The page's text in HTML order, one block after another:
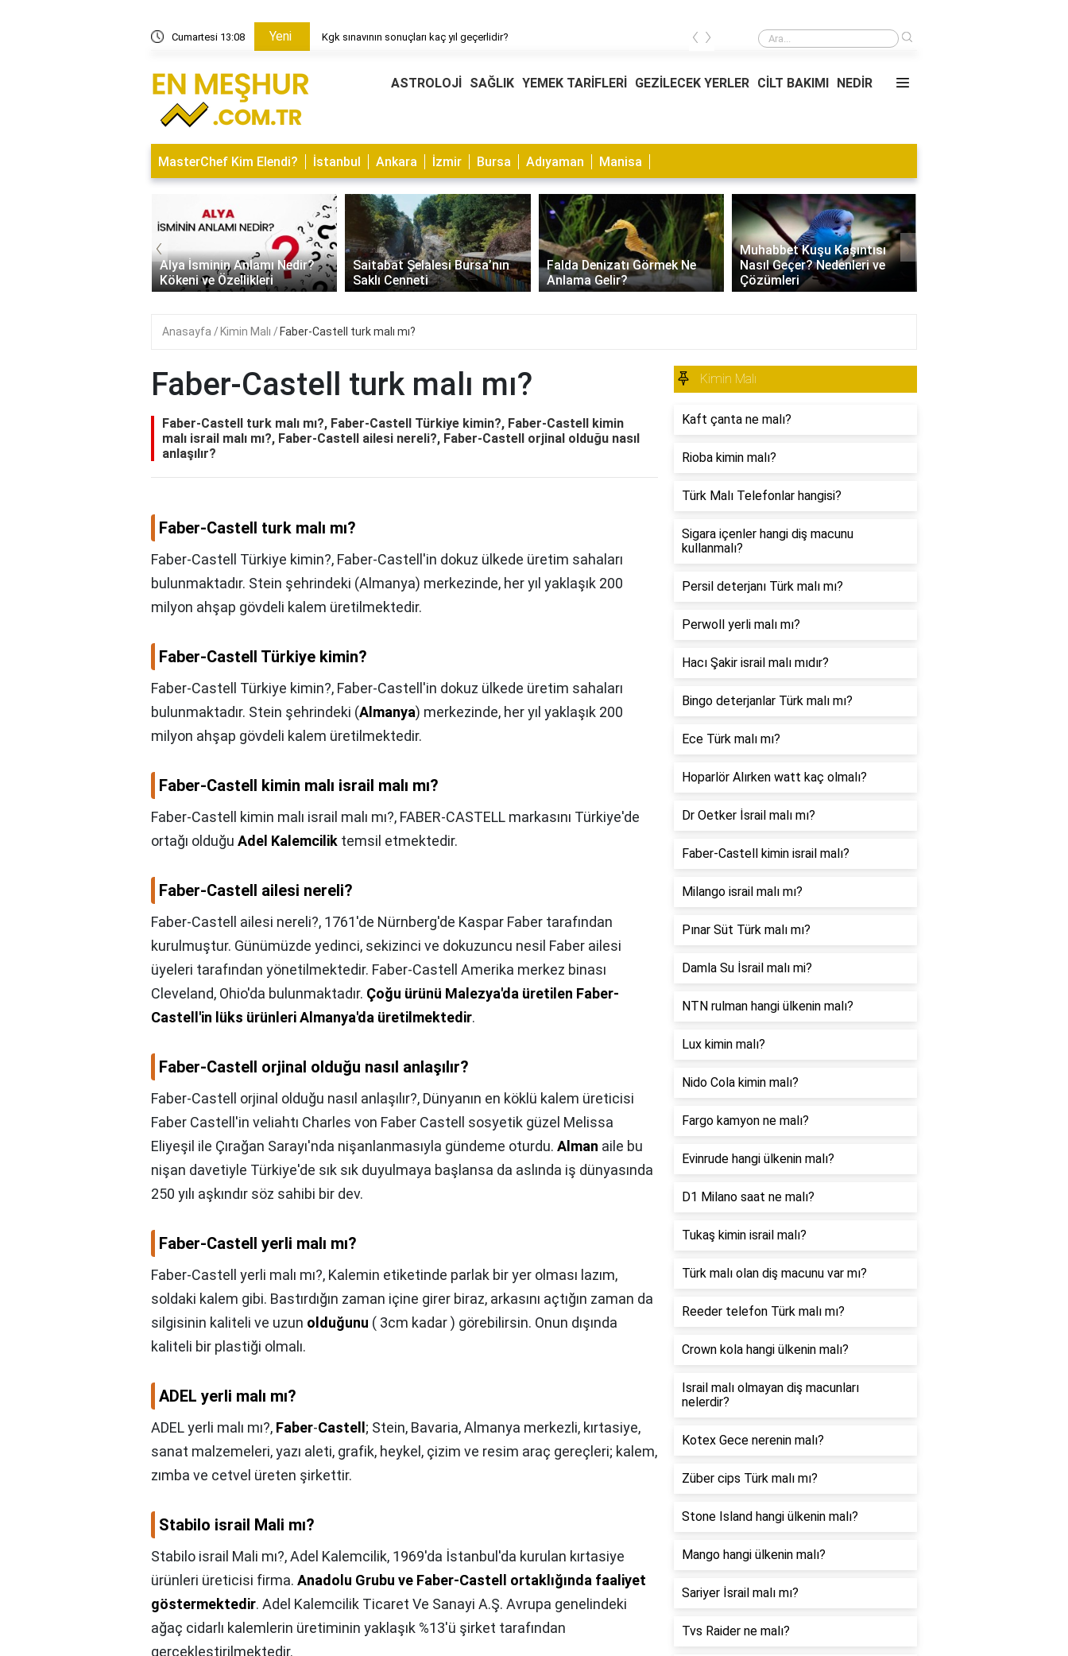
Cumartesi 13:08 Yeni Kgk sınavının sonuçları kaç yıl geçerlidir? Dinamik Ada animasyonları nasıl çalışır?
‹ ›
ASTROLOJİ SAĞLIK YEMEK TARİFLERİ GEZİLECEK YERLER CİLT BAKIMI NEDİR
MasterChef Kim Elendi? İstanbul Ankara İzmir Bursa Adıyaman Manisa
Alya İsminin Anlamı Nedir?
Kökeni ve Özellikleri
Saitabat Şelalesi Bursa’nın
Saklı Cenneti
Falda Denizatı Görmek Ne
Anlama Gelir?
Muhabbet Kuşu Kaşıntısı
Nasıl Geçer? Nedenleri ve
Çözümleri
‹ ›
Anasayfa Kimin Malı Faber-Castell turk malı mı?
Faber-Castell turk malı mı?
Faber-Castell turk malı mı?, Faber-Castell Türkiye kimin?, Faber-Castell kimin
malı israil malı mı?, Faber-Castell ailesi nereli?, Faber-Castell orjinal olduğu nasıl
anlaşılır?
Faber-Castell turk malı mı?
Faber-Castell Türkiye kimin?, Faber-Castell'in dokuz ülkede üretim sahaları
bulunmaktadır. Stein şehrindeki (Almanya) merkezinde, her yıl yaklaşık 200
milyon ahşap gövdeli kalem üretilmektedir.
Faber-Castell Türkiye kimin?
Faber-Castell Türkiye kimin?, Faber-Castell'in dokuz ülkede üretim sahaları
bulunmaktadır. Stein şehrindeki (Almanya) merkezinde, her yıl yaklaşık 200
milyon ahşap gövdeli kalem üretilmektedir.
Faber-Castell kimin malı israil malı mı?
Faber-Castell kimin malı israil malı mı?, FABER-CASTELL markasını Türkiye'de
ortağı olduğu Adel Kalemcilik temsil etmektedir.
Faber-Castell ailesi nereli?
Faber-Castell ailesi nereli?, 1761'de Nürnberg'de Kaspar Faber tarafından
kurulmuştur. Günümüzde yedinci, sekizinci ve dokuzuncu nesil Faber ailesi
üyeleri tarafından yönetilmektedir. Faber-Castell Amerika merkez binası
Cleveland, Ohio'da bulunmaktadır. Çoğu ürünü Malezya'da üretilen Faber-
Castell'in lüks ürünleri Almanya'da üretilmektedir.
Faber-Castell orjinal olduğu nasıl anlaşılır?
Faber-Castell orjinal olduğu nasıl anlaşılır?, Dünyanın en köklü kalem üreticisi
Faber Castell'in veliahtı Charles von Faber Castell sosyetik güzel Melissa
Eliyeşil ile Çırağan Sarayı'nda nişanlanmasıyla gündeme oturdu. Alman aile bu
nişan davetiyle Türkiye'de sık sık duyulmaya başlansa da aslında iş dünyasında
250 yılı aşkındır söz sahibi bir dev.
Faber-Castell yerli malı mı?
Faber-Castell yerli malı mı?, Kalemin etiketinde parlak bir yer olması lazım,
soldaki kalem gibi. Bastırdığın zaman içine girer biraz, arkasını açtığın zaman da
silgisinin kaliteli ve uzun olduğunu ( 3cm kadar ) görebilirsin. Onun dışında
kaliteli bir plastiği olmalı.
ADEL yerli malı mı?
ADEL yerli malı mı?, Faber-Castell ; Stein, Bavaria, Almanya merkezli, kırtasiye,
sanat malzemeleri, yazı aleti, grafik, heykel, çizim ve resim araç gereçleri; kalem,
zımba ve cetvel üreten şirkettir.
Stabilo israil Mali mı?
Stabilo israil Mali mı?,Adel Kalemcilik, 1969'da İstanbul'da kurulan kırtasiye
ürünleri üreticisi firma. Anadolu Grubu ve Faber-Castell ortaklığında faaliyet
göstermektedir. Adel Kalemcilik Ticaret Ve Sanayi A.Ş. Avrupa genelindeki
ağaç cidarlı kalemlerin üretiminin yaklaşık %13'ü şirket tarafından
gerçekleştirilmektedir.
Kimin Malı
Kaft çanta ne malı?
Rioba kimin malı?
Türk Malı Telefonlar hangisi?
Sigara içenler hangi diş macunu
kullanmalı?
Persil deterjanı Türk malı mı?
Perwoll yerli malı mı?
Hacı Şakir israil malı mıdır?
Bingo deterjanlar Türk malı mı?
Ece Türk malı mı?
Hoparlör Alırken watt kaç olmalı?
Dr Oetker İsrail malı mı?
Faber-Castell kimin israil malı?
Milango israil malı mı?
Pınar Süt Türk malı mı?
Damla Su İsrail malı mi?
NTN rulman hangi ülkenin malı?
Lux kimin malı?
Nido Cola kimin malı?
Fargo kamyon ne malı?
Evinrude hangi ülkenin malı?
D1 Milano saat ne malı?
Tukaş kimin israil malı?
Türk malı olan diş macunu var mı?
Reeder telefon Türk malı mı?
Crown kola hangi ülkenin malı?
Israil malı olmayan diş macunları
nelerdir?
Kotex Gece nerenin malı?
Züber cips Türk malı mı?
Stone Island hangi ülkenin malı?
Mango hangi ülkenin malı?
Sariyer İsrail malı mı?
Tvs Raider ne malı?